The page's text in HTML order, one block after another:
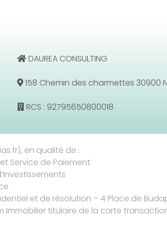
DAUREA CONSULTING
158 Chemin des charmettes 30900
RCS : 92795650800018
en qualité de :
Service de Paiement
et de résolution – 4 Place de
titulaire de la carte transaction